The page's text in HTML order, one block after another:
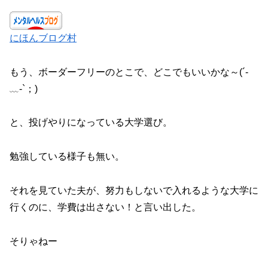
にほんブログ村
もう、ボーダーフリーのとこで、どこでもいいかな～(´-
﹏-`；)
と、投げやりになっている大学選び。
勉強している様子も無い。
それを見ていた夫が、努力もしないで入れるような大学に
行くのに、学費は出さない！と言い出した。
そりゃねー